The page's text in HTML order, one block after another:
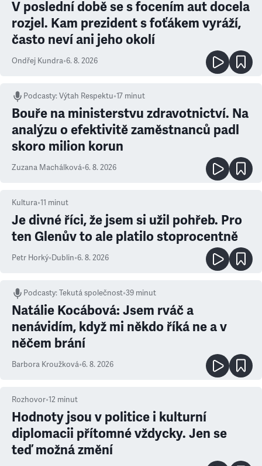
V poslední době se s focením aut docela
rozjel. Kam prezident s foťákem vyráží,
často neví ani jeho okolí
Ondřej Kundra•6. 8. 2026
Podcasty:Výtah Respektu•17 minut
Bouře na ministerstvu zdravotnictví. Na
analýzu o efektivitě zaměstnanců padl
skoro milion korun
Zuzana Machálková•6. 8. 2026
Kultura•11 minut
Je divné říci, že jsem si užil pohřeb. Pro
ten Glenův to ale platilo stoprocentně
Petr Horký•Dublin•6. 8. 2026
Podcasty:Tekutá společnost•39 minut
Natálie Kocábová: Jsem rváč a
nenávidím, když mi někdo říká ne a v
něčem brání
Barbora Kroužková•6. 8. 2026
Rozhovor•12 minut
Hodnoty jsou v politice i kulturní
diplomacii přítomné vždycky. Jen se
teď možná změní